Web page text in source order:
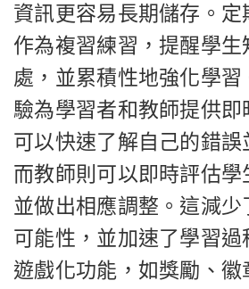
資訊更容易長期儲存。
作為複習練習，提醒學生
處，並累積性地強化學習
驗為學習者和教師提供即
可以快速了解自己的錯誤
而教師則可以即時評估
並做出相應調整。這減
可能性，並加速了學習過
遊戲化功能，如獎勵、